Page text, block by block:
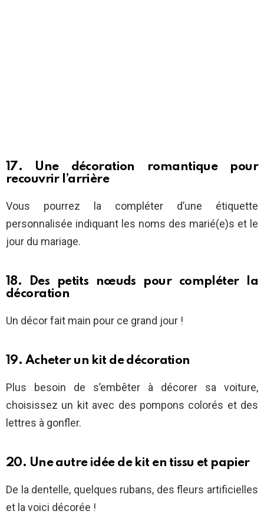
17. Une décoration romantique pour
recouvrir l’arrière
Vous pourrez la compléter d’une étiquette
personnalisée indiquant les noms des marié(e)s et le
jour du mariage.
18. Des petits nœuds pour compléter la
décoration
Un décor fait main pour ce grand jour !
19. Acheter un kit de décoration
Plus besoin de s’embêter à décorer sa voiture,
choisissez un kit avec des pompons colorés et des
lettres à gonfler.
20. Une autre idée de kit en tissu et papier
De la dentelle, quelques rubans, des fleurs artificielles
et la voici décorée !